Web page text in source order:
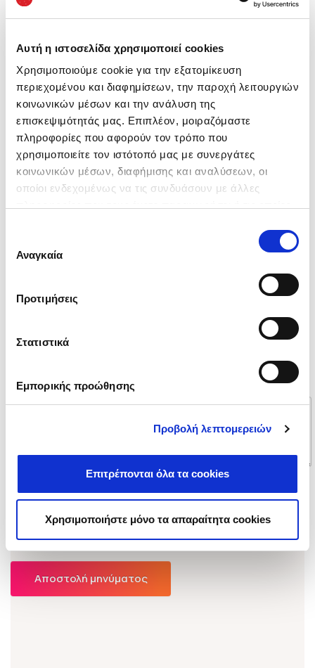
Αυτή η ιστοσελίδα χρησιμοποιεί cookies
Χρησιμοποιούμε cookie για την εξατομίκευση
περιεχομένου και διαφημίσεων, την παροχή λειτουργιών
κοινωνικών μέσων και την ανάλυση της
επισκεψιμότητάς μας. Επιπλέον, μοιραζόμαστε
πληροφορίες που αφορούν τον τρόπο που
χρησιμοποιείτε τον ιστότοπό μας με συνεργάτες
κοινωνικών μέσων, διαφήμισης και αναλύσεων, οι
οποίοι ενδεχομένως να τις συνδυάσουν με άλλες
Αναγκαία
Προτιμήσεις
Στατιστικά
Εμπορικής προώθησης
Προβολή λεπτομερειών
Επιτρέπονται όλα τα cookies
Χρησιμοποιήστε μόνο τα απαραίτητα cookies
Τηλέφωνο
Εισάγετε 10ψήφιο αριθμό χωρίς κενά
Αποστολή μηνύματος